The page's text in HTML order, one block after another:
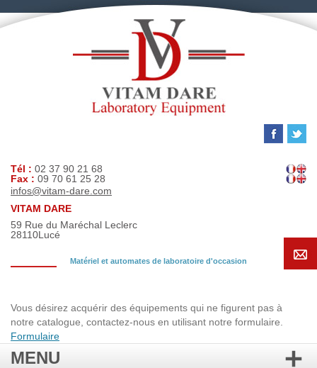
Tél : 02 37 90 21 68
Fax : 09 70 61 25 28
infos@vitam-dare.com
VITAM DARE
59 Rue du Maréchal Leclerc
28110Lucé
Matériel et automates de laboratoire d'occasion
Vous désirez acquérir des équipements qui ne figurent pas à
notre catalogue, contactez-nous en utilisant notre formulaire.
Formulaire
MENU